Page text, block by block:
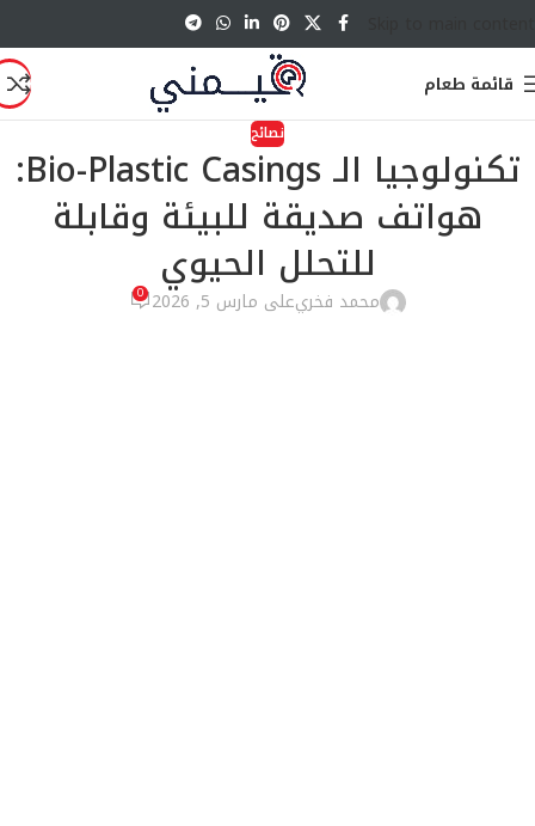
قائمة طعام
نصائح
تكنولوجيا الـ Bio-Plastic Casings:
هواتف صديقة للبيئة وقابلة
للتحلل الحيوي
محمد فخريعلى مارس 5, 2026 0